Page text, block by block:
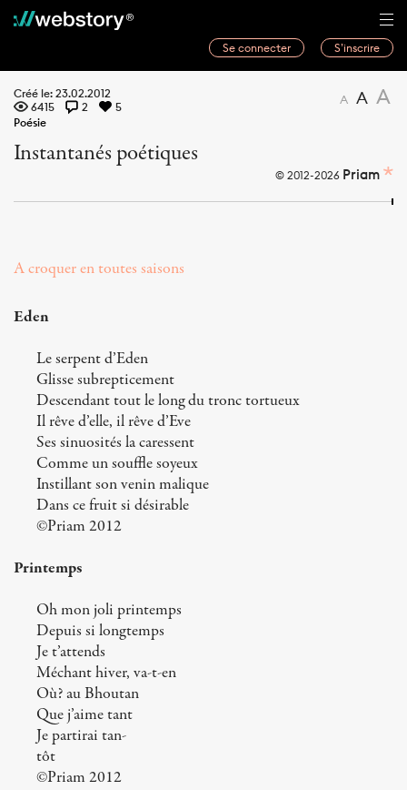
Se connecter S’inscrire
Concours
Créé le: 23.02.2012
6415
2
5
Poésie
A A A
Instantanés poétiques
© 2012-2026 Priam
A croquer en toutes saisons
Eden
Le serpent d’Eden
Glisse subrepticement
Descendant tout le long du tronc tortueux
Il rêve d’elle, il rêve d’Eve
Ses sinuosités la caressent
Comme un souffle soyeux
Instillant son venin malique
Dans ce fruit si désirable
©Priam 2012
Printemps
Oh mon joli printemps
Depuis si longtemps
Je t’attends
Méchant hiver, va-t-en
Où? au Bhoutan
Que j’aime tant
Je partirai tan-
tôt
©Priam 2012